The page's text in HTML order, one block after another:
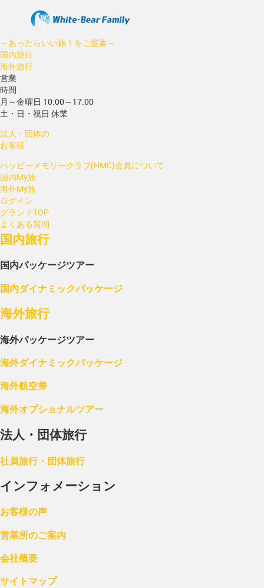
～あったらいい旅！をご提案～
国内旅行
海外旅行
営業
時間
月～金曜日 10:00～17:00
土・日・祝日 休業
法人・団体の
お客様
ハッピーメモリークラブ(HMC)会員について
国内My旅
海外My旅
ログイン
グランドTOP
よくある質問
国内旅行
国内パッケージツアー
国内ダイナミックパッケージ
海外旅行
海外パッケージツアー
海外ダイナミックパッケージ
海外航空券
海外オプショナルツアー
法人・団体旅行
社員旅行・団体旅行
インフォメーション
お客様の声
営業所のご案内
会社概要
サイトマップ